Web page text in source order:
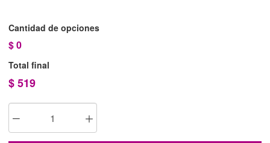
Cantidad de opciones
$0
Total final
$519